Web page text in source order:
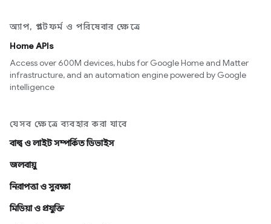
অ্যাপ, প্ল্যাটফর্ম ও পরিষেবার ক্ষেত্রে
Home APIs
Access over 600M devices, hubs for Google Home and Matter
infrastructure, and an automation engine powered by Google
intelligence
যেসব ক্ষেত্রে ব্যবহার করা যাবে
বাল্ব ও লাইট সম্পর্কিত ডিভাইস
জলবায়ু
নিরাপত্তা ও সুরক্ষা
মিডিয়া ও প্রযুক্তি